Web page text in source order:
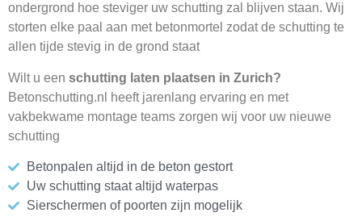
ondergrond hoe steviger uw schutting zal blijven staan. Wij
storten elke paal aan met betonmortel zodat de schutting te
allen tijde stevig in de grond staat
Wilt u een schutting laten plaatsen in Zurich?
Betonschutting.nl heeft jarenlang ervaring en met
vakbekwame montage teams zorgen wij voor uw nieuwe
schutting
Betonpalen altijd in de beton gestort
Uw schutting staat altijd waterpas
Sierschermen of poorten zijn mogelijk